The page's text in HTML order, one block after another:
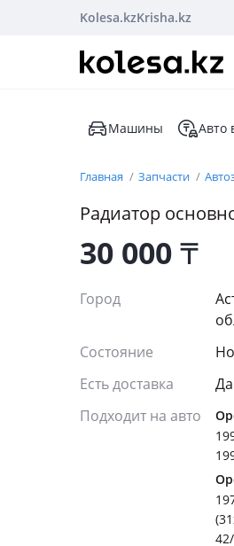
Kolesa.kzKrisha.kz
Машины Авто
Главная Запчасти
Радиатор
30 000₸
Город
Состояние
Есть доставка
Да
Подходит на авто